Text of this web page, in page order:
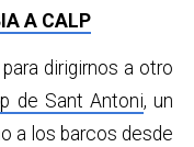
A CALP
dirigirnos a otro
de Sant Antoni, un
a los barcos desde